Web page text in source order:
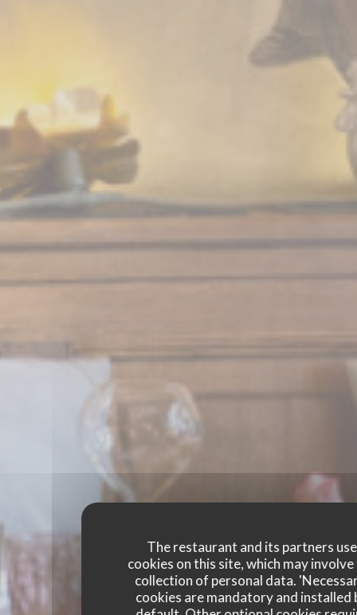
The restaurant and its partners use
cookies on this site, which may
collection of personal data.
cookies are mandatory and installed